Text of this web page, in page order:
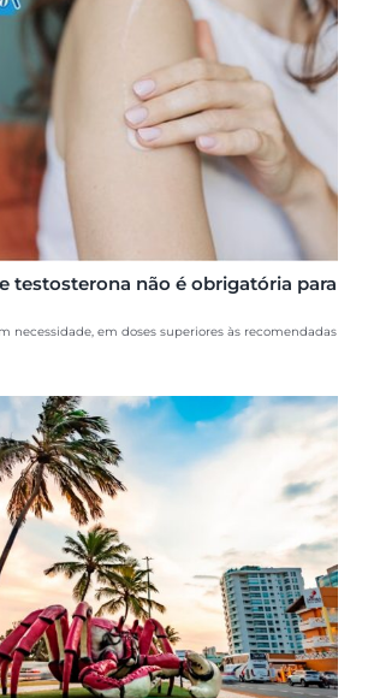
testosterona não é obrigatória para
necessidade, em doses superiores às recomendadas